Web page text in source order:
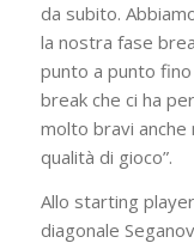
da subito.
la nostra fase
punto a punto
break che ci ha
molto bravi anche
qualità di gioco”.
Allo starting
diagonale